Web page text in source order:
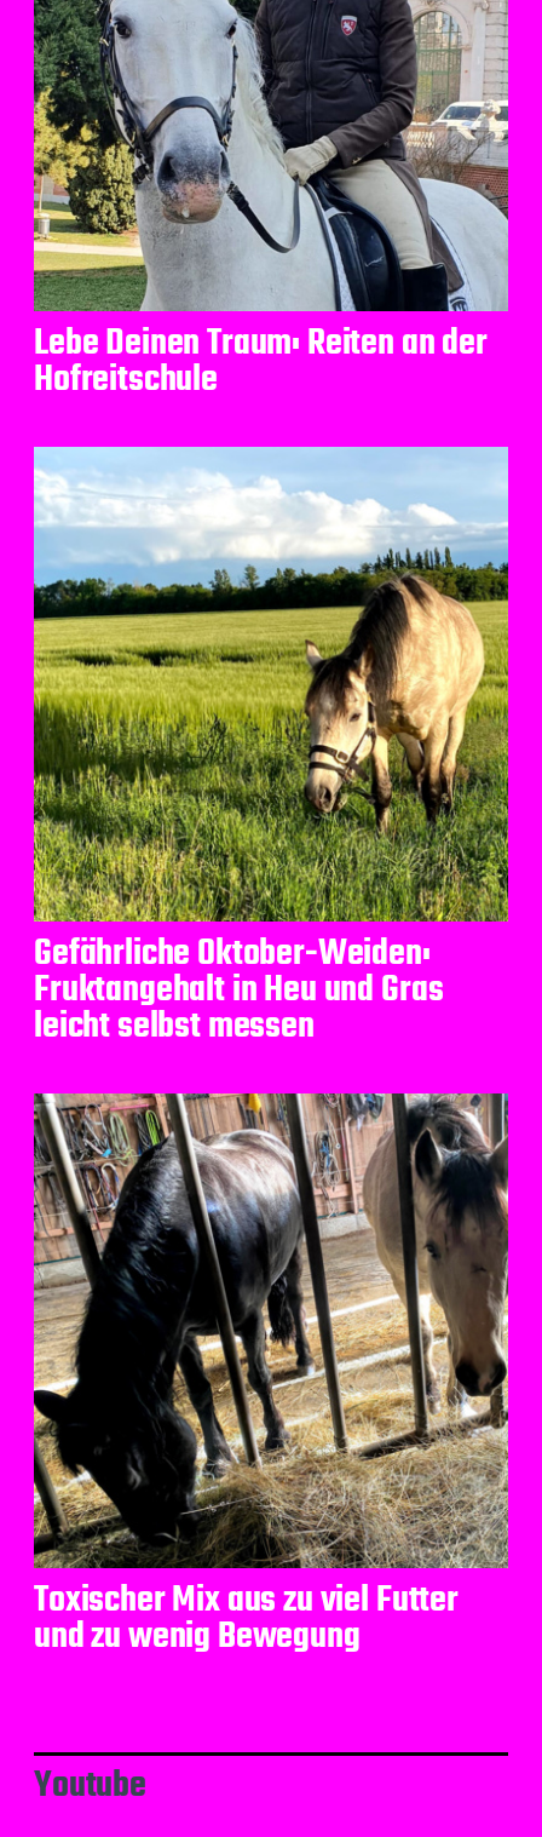
Lebe Deinen Traum: Reiten an der
Hofreitschule
Gefährliche Oktober-Weiden:
Fruktangehalt in Heu und Gras
leicht selbst messen
Toxischer Mix aus zu viel Futter
und zu wenig Bewegung
Youtube